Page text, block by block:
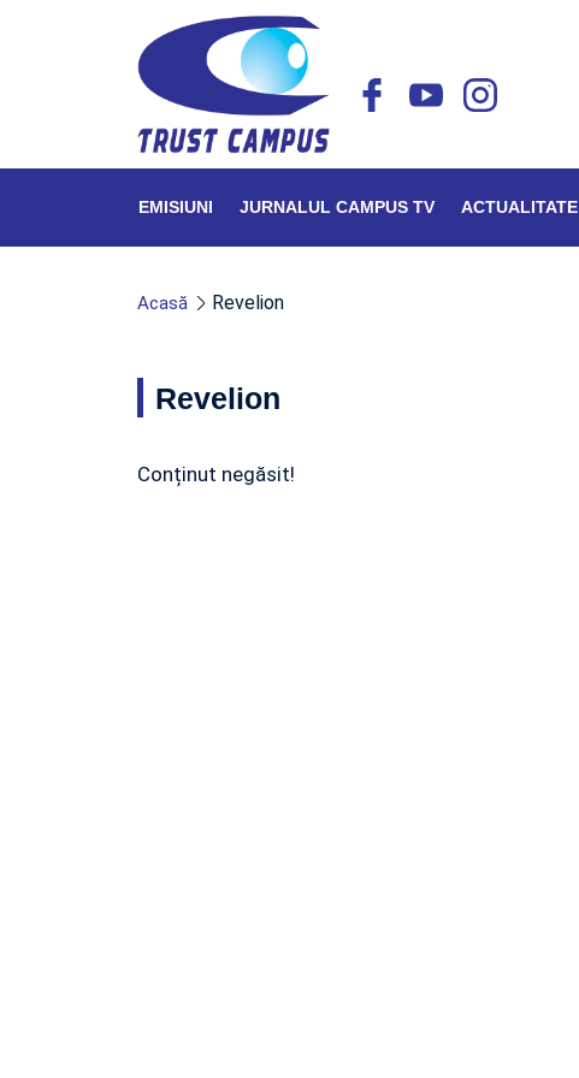
EMISIUNI JURNALUL CAMPUS TV ACTUALITATE
Acasă Revelion
Revelion
Conținut negăsit!